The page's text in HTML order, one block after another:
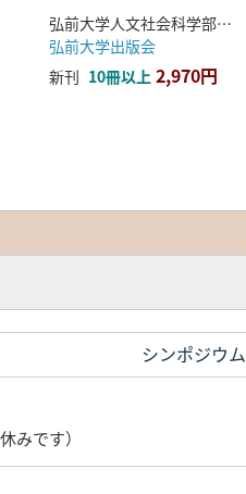
弘前大学人文社会科学部北日本考古学研究センター 編
弘前大学出版会
新刊 10冊以上 2,970円
シンポジウム
みです）